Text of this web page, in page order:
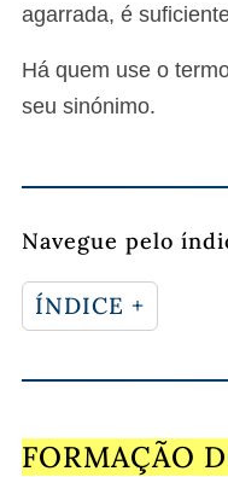
agarrada, é
Há quem use o
seu sinónimo.
Navegue pelo
ÍNDICE +
FORMAÇÃO